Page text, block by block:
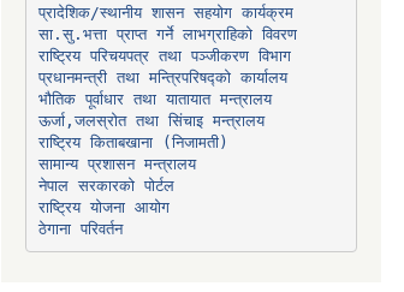
प्रादेशिक/स्थानीय शासन सहयोग कार्यक्रम
सा.सु.भत्ता प्राप्त गर्ने लाभग्राहिको विवरण
राष्ट्रिय परिचयपत्र तथा पञ्‍जीकरण विभाग
प्रधानमन्त्री तथा मन्त्रिपरिषद्को कार्यालय
भौतिक पूर्वाधार तथा यातायात मन्त्रालय
ऊर्जा,जलस्रोत तथा सिंचाइ मन्त्रालय
सामान्य प्रशासन मन्त्रालय
नेपाल सरकारको पोर्टल
राष्ट्रिय योजना आयोग
ठेगाना परिवर्तन